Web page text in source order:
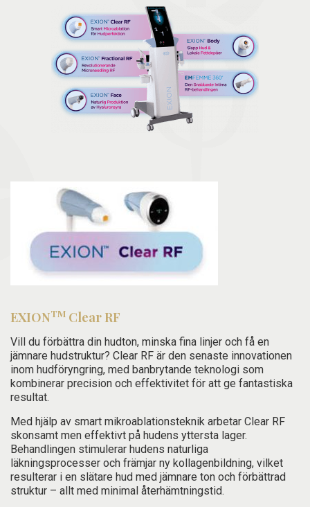
EXIONTM Clear RF
Vill du förbättra din hudton, minska fina linjer och få en
jämnare hudstruktur? Clear RF är den senaste innovationen
inom hudföryngring, med banbrytande teknologi som
kombinerar precision och effektivitet för att ge fantastiska
resultat.
Med hjälp av smart mikroablationsteknik arbetar Clear RF
skonsamt men effektivt på hudens yttersta lager.
Behandlingen stimulerar hudens naturliga
läkningsprocesser och främjar ny kollagenbildning, vilket
resulterar i en slätare hud med jämnare ton och förbättrad
struktur – allt med minimal återhämtningstid.